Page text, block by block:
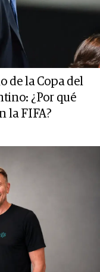
de la Copa del
¿Por qué
la FIFA?